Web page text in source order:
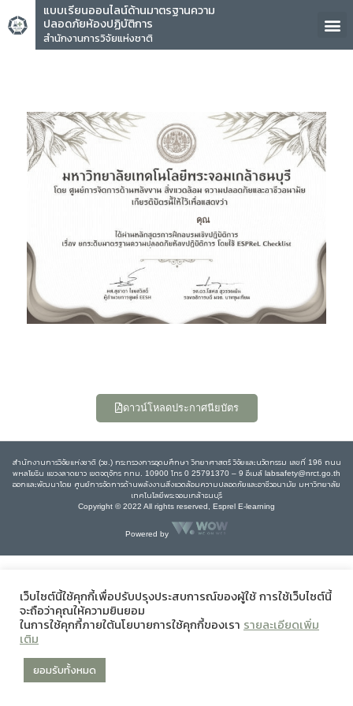
แบบเรียนออนไลน์ด้านมาตรฐานความ
ปลอดภัยห้องปฏิบัติการ
สำนักงานการวิจัยแห่งชาติ
คุณ
ดาวน์โหลดประกาศนียบัตร
สำนักงานการวิจัยแห่งชาติ (วช.) กระทรวงการอุดมศึกษา วิทยาศาสตร์ วิจัยและนวัตกรรม เลขที่ 196 ถนน
พหลโยธิน แขวงลาดยาว เขตจตุจักร กทม. 10900 โทร 0 25791370 – 9 อีเมล์ labsafety@nrct.go.th
ออกและพัฒนาโดย ศูนย์การจัดการด้านพลังงานสิ่งแวดล้อมความปลอดภัยและอาชีวอนามัย มหาวิทยาลัย
เทคโนโลยีพระจอมเกล้าธนบุรี
Copyright © 2022 All rights reserved, Esprel E-learning
Powered by
เว็บไซต์นี้ใช้คุกกี้เพื่อปรับปรุงประสบการณ์ของผู้ใช้ การใช้เว็บไซต์นี้
จะถือว่าคุณให้ความยินยอม
ในการใช้คุกกี้ภายใต้นโยบายการใช้คุกกี้ของเรา รายละเอียดเพิ่ม
เติม
ยอมรับทั้งหมด